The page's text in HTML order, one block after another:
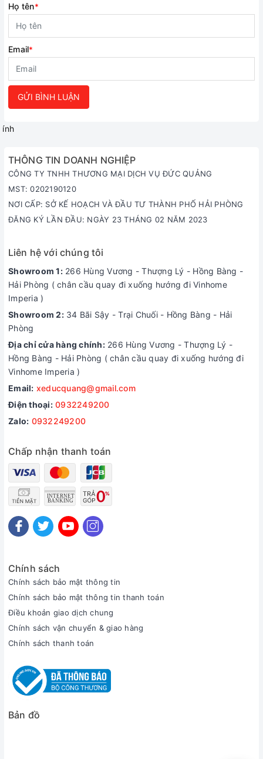
Họ tên*
Email*
GỬI BÌNH LUẬN
ính
THÔNG TIN DOANH NGHIỆP
CÔNG TY TNHH THƯƠNG MẠI DỊCH VỤ ĐỨC QUẢNG
MST: 0202190120
NƠI CẤP: SỞ KẾ HOẠCH VÀ ĐẦU TƯ THÀNH PHỐ HẢI PHÒNG
ĐĂNG KÝ LẦN ĐẦU: NGÀY 23 THÁNG 02 NĂM 2023
Liên hệ với chúng tôi
Showroom 1:266 Hùng Vương - Thượng Lý - Hồng Bàng -
Hải Phòng ( chân cầu quay đi xuống hướng đi Vinhome
Imperia )
Showroom 2:34 Bãi Sậy - Trại Chuối - Hồng Bàng - Hải
Phòng
Địa chỉ cửa hàng chính:266 Hùng Vương - Thượng Lý -
Hồng Bàng - Hải Phòng ( chân cầu quay đi xuống hướng đi
Vinhome Imperia )
Email: xeducquang@gmail.com
Điện thoại: 0932249200
Zalo: 0932249200
Chấp nhận thanh toán
Chính sách
Chính sách bảo mật thông tin
Chính sách bảo mật thông tin thanh toán
Điều khoản giao dịch chung
Chính sách vận chuyển & giao hàng
Chính sách thanh toán
Bản đồ